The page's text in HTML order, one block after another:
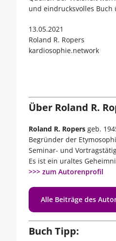
und eindrucksvolles
13.05.2021
Roland R. Ropers
kardiosophie.network
Über Roland R.
Roland R. Ropersgeb.
Begründer der
Seminar- und
Es ist ein uraltes
>>> zum Autorenprofil
Alle Beiträge des
Buch Tipp: